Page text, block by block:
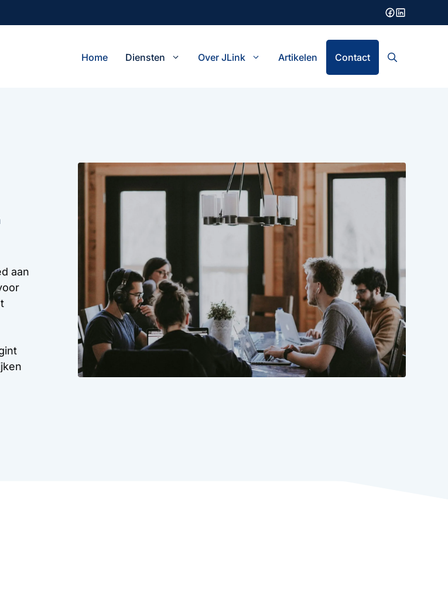
Home Diensten Over JLink Artikelen Contact
aan